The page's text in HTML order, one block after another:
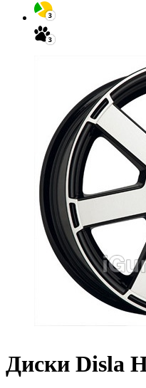
Диски Disla